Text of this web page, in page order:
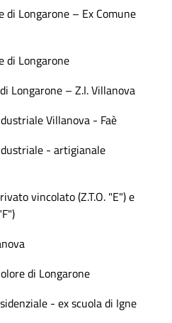
Longarone – Ex Comune
di Longarone
Longarone – Z.I. Villanova
Villanova - Faè
- artigianale
vincolato (Z.T.O. "E") e
di Longarone
- ex scuola di Igne